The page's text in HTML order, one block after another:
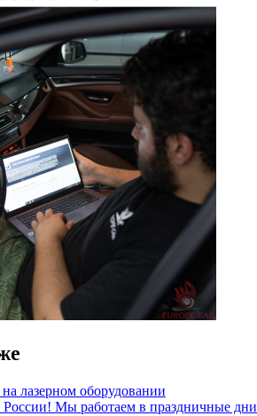
лазерном оборудовании
Мы работаем в праздничные дни